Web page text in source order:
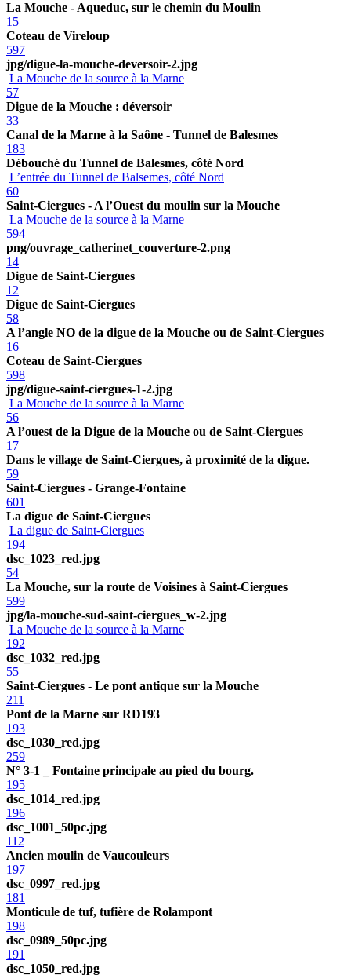
La Mouche - Aqueduc, sur le chemin du Moulin
15
Coteau de Vireloup
597
jpg/digue-la-mouche-deversoir-2.jpg
La Mouche de la source à la Marne
57
Digue de la Mouche : déversoir
33
Canal de la Marne à la Saône - Tunnel de Balesmes
183
Débouché du Tunnel de Balesmes, côté Nord
L’entrée du Tunnel de Balsemes, côté Nord
60
Saint-Ciergues - A l’Ouest du moulin sur la Mouche
La Mouche de la source à la Marne
594
png/ouvrage_catherinet_couverture-2.png
14
Digue de Saint-Ciergues
12
Digue de Saint-Ciergues
58
A l’angle NO de la digue de la Mouche ou de Saint-Ciergues
16
Coteau de Saint-Ciergues
598
jpg/digue-saint-ciergues-1-2.jpg
La Mouche de la source à la Marne
56
A l’ouest de la Digue de la Mouche ou de Saint-Ciergues
17
Dans le village de Saint-Ciergues, à proximité de la digue.
59
Saint-Ciergues - Grange-Fontaine
601
La digue de Saint-Ciergues
La digue de Saint-Ciergues
194
dsc_1023_red.jpg
54
La Mouche, sur la route de Voisines à Saint-Ciergues
599
jpg/la-mouche-sud-saint-ciergues_w-2.jpg
La Mouche de la source à la Marne
192
dsc_1032_red.jpg
55
Saint-Ciergues - Le pont antique sur la Mouche
211
Pont de la Marne sur RD193
193
dsc_1030_red.jpg
259
N° 3-1 _ Fontaine principale au pied du bourg.
195
dsc_1014_red.jpg
196
dsc_1001_50pc.jpg
112
Ancien moulin de Vaucouleurs
197
dsc_0997_red.jpg
181
Monticule de tuf, tufière de Rolampont
198
dsc_0989_50pc.jpg
191
dsc_1050_red.jpg